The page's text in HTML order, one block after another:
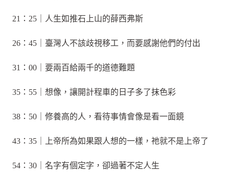
21：25｜人生如推石上山的薛西弗斯
26：45｜臺灣人不該歧視移工，而要感謝他們的付出
31：00｜要兩百給兩千的道德難題
35：55｜想像，讓開計程車的日子多了抹色彩
38：50｜修養高的人，看待事情會像是看一面鏡
43：35｜上帝所為如果跟人想的一樣，祂就不是上帝了
54：30｜名字有個定字，卻過著不定人生